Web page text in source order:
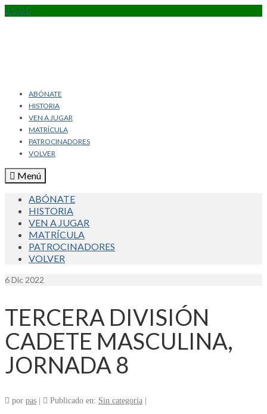
ABÓNATE
HISTORIA
VEN A JUGAR
MATRÍCULA
PATROCINADORES
VOLVER
Menú
ABÓNATE
HISTORIA
VEN A JUGAR
MATRÍCULA
PATROCINADORES
VOLVER
6Dic 2022
TERCERA DIVISIÓN
CADETE MASCULINA,
JORNADA 8
por pas Publicado en: Sin categoría